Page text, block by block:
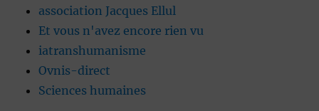
association Jacques Ellul
Et vous n'avez encore rien vu
iatranshumanisme
Ovnis-direct
Sciences humaines